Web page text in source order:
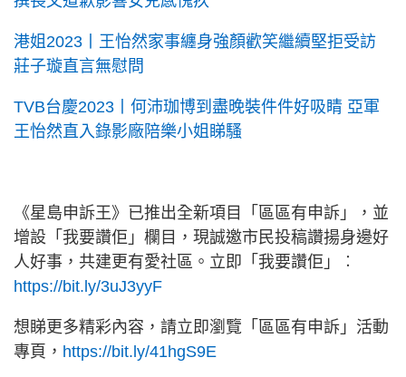
港姐2023丨王怡然家事纏身強顏歡笑繼續堅拒受訪
莊子璇直言無慰問
TVB台慶2023丨何沛珈博到盡晚裝件件好吸睛 亞軍
王怡然直入錄影廠陪樂小姐睇騷
《星島申訴王》已推出全新項目「區區有申訴」，並
增設「我要讚佢」欄目，現誠邀市民投稿讚揚身邊好
人好事，共建更有愛社區。立即「我要讚佢」︰
https://bit.ly/3uJ3yyF
想睇更多精彩內容，請立即瀏覽「區區有申訴」活動
專頁， https://bit.ly/41hgS9E